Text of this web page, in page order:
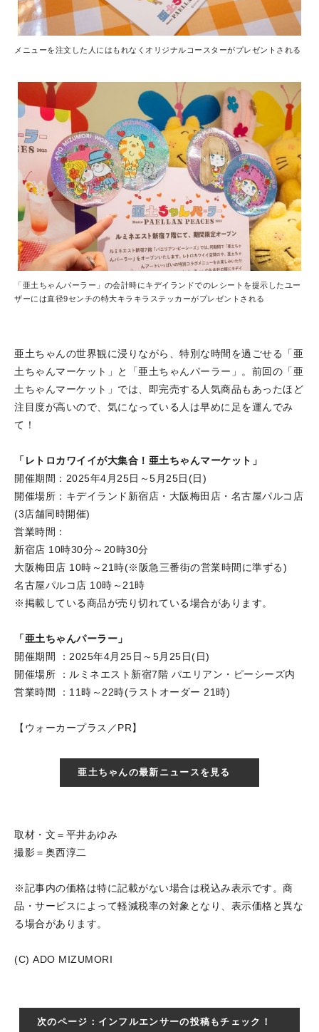
メニューを注文した人にはもれなくオリジナルコースターがプレゼントされる
「亜土ちゃんパーラー」の会計時にキデイランドでのレシートを提示したユー
ザーには直径9センチの特大キラキラステッカーがプレゼントされる
亜土ちゃんの世界観に浸りながら、特別な時間を過ごせる「亜
土ちゃんマーケット」と「亜土ちゃんパーラー」。前回の「亜
土ちゃんマーケット」では、即完売する人気商品もあったほど
注目度が高いので、気になっている人は早めに足を運んでみ
て！
「レトロカワイイが大集合！亜土ちゃんマーケット」
開催期間：2025年4月25日～5月25日(日)
開催場所：キデイランド新宿店・大阪梅田店・名古屋パルコ店
(3店舗同時開催)
営業時間：
新宿店 10時30分～20時30分
大阪梅田店 10時～21時(※阪急三番街の営業時間に準ずる)
名古屋パルコ店 10時～21時
※掲載している商品が売り切れている場合があります。
「亜土ちゃんパーラー」
開催期間 ：2025年4月25日～5月25日(日)
開催場所 ：ルミネエスト新宿7階 パエリアン・ピーシーズ内
営業時間 ：11時～22時(ラストオーダー 21時)
【ウォーカープラス／PR】
亜土ちゃんの最新ニュースを見る
取材・文＝平井あゆみ
撮影＝奥西淳二
※記事内の価格は特に記載がない場合は税込み表示です。商
品・サービスによって軽減税率の対象となり、表示価格と異な
る場合があります。
(C) ADO MIZUMORI
次のページ：インフルエンサーの投稿もチェック！